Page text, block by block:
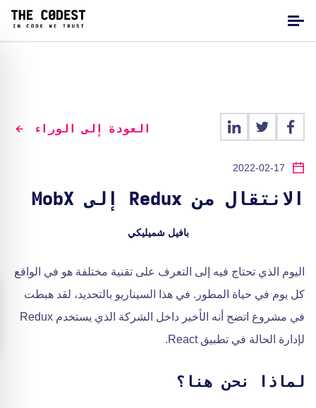
العودة إلى الوراء
2022-02-17
الانتقال من Redux إلى MobX
بافيل شميليكي
اليوم الذي تحتاج فيه إلى التعرف على تقنية مختلفة هو في الواقع
كل يوم في حياة المطور. في هذا السيناريو بالتحديد، لقد هبطت
في مشروع اتضح أنه الأخير داخل الشركة الذي يستخدم Redux
لإدارة الحالة في تطبيق React.
لماذا نحن هنا؟